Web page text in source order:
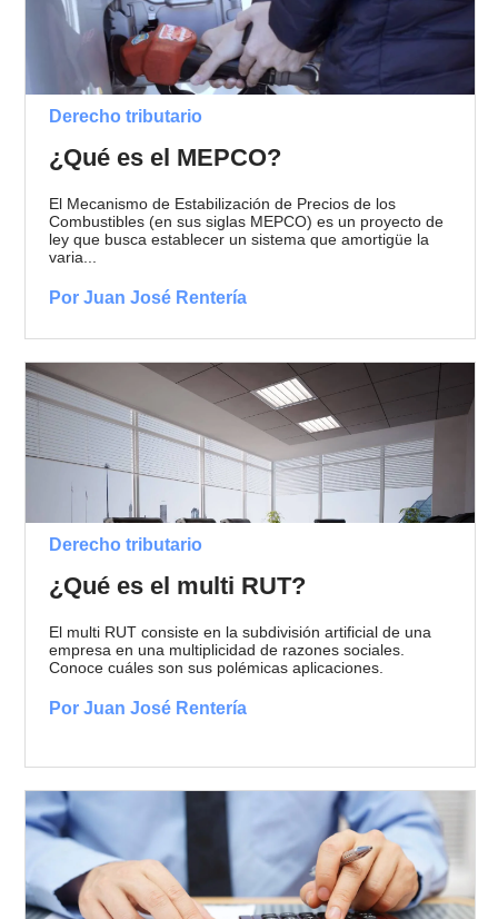
Derecho tributario
¿Qué es el MEPCO?
El Mecanismo de Estabilización de Precios de los
Combustibles (en sus siglas MEPCO) es un proyecto de
ley que busca establecer un sistema que amortigüe la
varia...
Por Juan José Rentería
Derecho tributario
¿Qué es el multi RUT?
El multi RUT consiste en la subdivisión artificial de una
empresa en una multiplicidad de razones sociales.
Conoce cuáles son sus polémicas aplicaciones.
Por Juan José Rentería